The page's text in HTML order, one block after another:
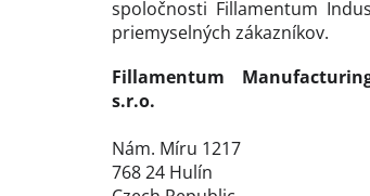
spoločnosti Fillamentum
priemyselných zákazníkov.
Fillamentum
s.r.o.
Nám. Míru 1217
768 24 Hulín